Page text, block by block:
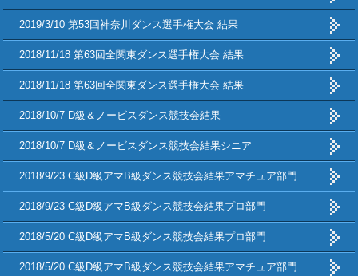
2019/3/10 第53回神奈川ダンス選手権大会 結果
2018/11/18 第63回全関東ダンス選手権大会 結果
2018/11/18 第63回全関東ダンス選手権大会 結果
2018/10/7 D級＆ノービスダンス競技会結果
2018/10/7 D級＆ノービスダンス競技会結果シニア
2018/9/23 C級D級アマB級ダンス競技会結果アマチュア部門
2018/9/23 C級D級アマB級ダンス競技会結果プロ部門
2018/5/20 C級D級アマB級ダンス競技会結果プロ部門
2018/5/20 C級D級アマB級ダンス競技会結果アマチュア部門